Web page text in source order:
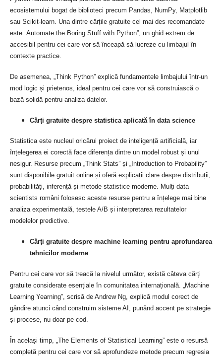
ecosistemului bogat de biblioteci precum Pandas, NumPy, Matplotlib
sau Scikit-learn. Una dintre cărțile gratuite cel mai des recomandate
este „Automate the Boring Stuff with Python”, un ghid extrem de
accesibil pentru cei care vor să înceapă să lucreze cu limbajul în
contexte practice.
De asemenea, „Think Python” explică fundamentele limbajului într-un
mod logic și prietenos, ideal pentru cei care vor să construiască o
bază solidă pentru analiza datelor.
Cărți gratuite despre statistica aplicată în data science
Statistica este nucleul oricărui proiect de inteligență artificială, iar
înțelegerea ei corectă face diferența dintre un model robust și unul
nesigur. Resurse precum „Think Stats” și „Introduction to Probability”
sunt disponibile gratuit online și oferă explicații clare despre distribuții,
probabilități, inferență și metode statistice moderne. Mulți data
scientists români folosesc aceste resurse pentru a înțelege mai bine
analiza experimentală, testele A/B și interpretarea rezultatelor
modelelor predictive.
Cărți gratuite despre machine learning pentru aprofundarea
tehnicilor moderne
Pentru cei care vor să treacă la nivelul următor, există câteva cărți
gratuite considerate esențiale în comunitatea internațională. „Machine
Learning Yearning”, scrisă de Andrew Ng, explică modul corect de
gândire atunci când construim sisteme AI, punând accent pe strategie
și procese, nu doar pe cod.
În același timp, „The Elements of Statistical Learning” este o resursă
completă pentru cei care vor să aprofundeze metode precum regresia